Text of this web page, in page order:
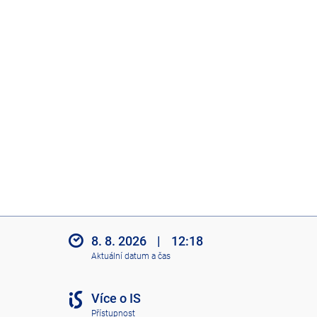
8. 8. 2026 | 12:18
Aktuální datum a čas
Více o IS
Přístupnost